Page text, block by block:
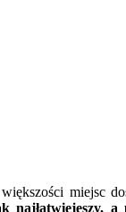
miejsc
a